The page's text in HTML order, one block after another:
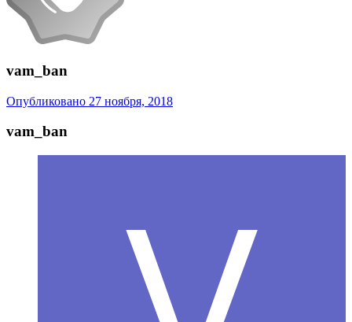
vam_ban
Опубликовано 27 ноября, 2018
vam_ban